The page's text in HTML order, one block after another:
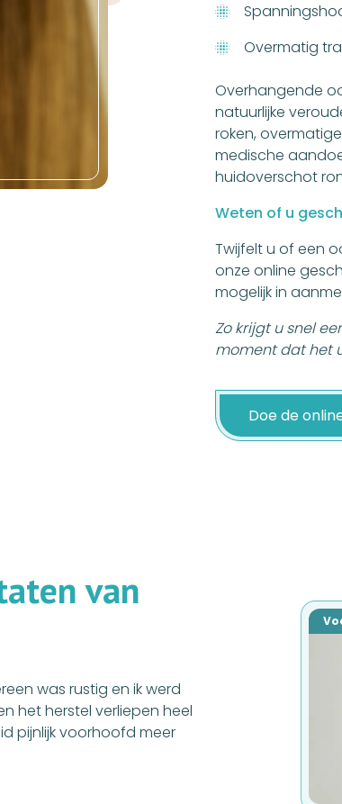
Overmatig
Overhangende
natuurlijke
roken,
medische
huidoverschot
Weten of u
Twijfelt u of een
onze online
mogelijk in
Zo krijgt u snel
moment dat het
Doe de
aten van
was rustig en ik werd
het herstel verliepen heel
pijnlijk voorhoofd meer